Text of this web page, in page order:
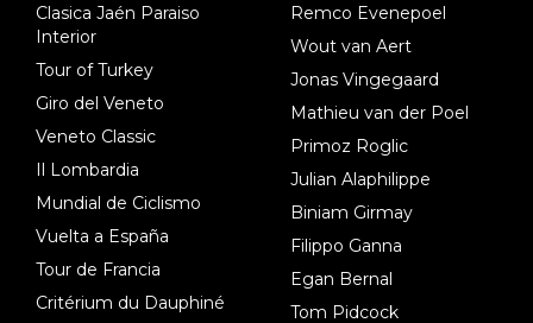
Clasica Jaén Paraiso
Interior
Tour of Turkey
Giro del Veneto
Veneto Classic
Il Lombardia
Mundial de Ciclismo
Vuelta a España
Tour de Francia
Critérium du Dauphiné
Remco Evenepoel
Wout van Aert
Jonas Vingegaard
Mathieu van der Poel
Primoz Roglic
Julian Alaphilippe
Biniam Girmay
Filippo Ganna
Egan Bernal
Tom Pidcock